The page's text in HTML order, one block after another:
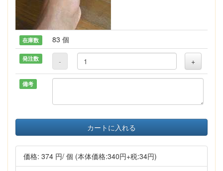
在庫数 83 個
発注数 - +
備考
カートに入れる
価格: 374 円/ 個 (本体価格:340円+税:34円)